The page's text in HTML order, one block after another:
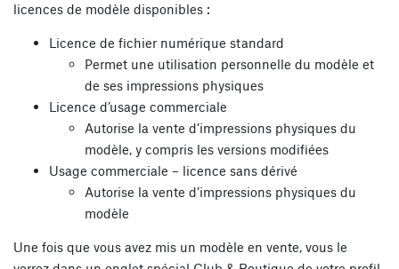
licences de modèle disponibles :
Licence de fichier numérique standard
Permet une utilisation personnelle du modèle et
de ses impressions physiques
Licence d’usage commerciale
Autorise la vente d’impressions physiques du
modèle, y compris les versions modifiées
Usage commerciale – licence sans dérivé
Autorise la vente d’impressions physiques du
modèle
Une fois que vous avez mis un modèle en vente, vous le